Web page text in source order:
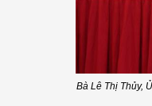
Bà Lê Thị Thủy,